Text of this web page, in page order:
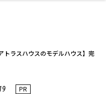
アトラスハウスのモデルハウス】完
PR